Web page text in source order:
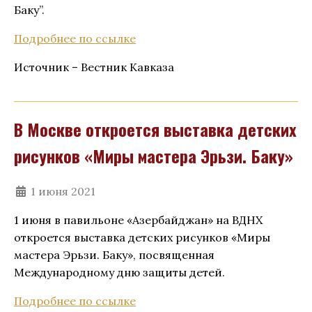
Баку”.
Подробнее по ссылке
Источник – Вестник Кавказа
В Москве откроется выставка детских
рисунков «Миры мастера Эрьзи. Баку»
1 июня 2021
1 июня в павильоне «Азербайджан» на ВДНХ
откроется выставка детских рисунков «Миры
мастера Эрьзи. Баку», посвященная
Международному дню защиты детей.
Подробнее по ссылке